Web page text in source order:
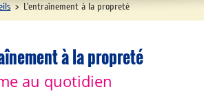
> L’entraînement à la propreté
à la propreté
au quotidien